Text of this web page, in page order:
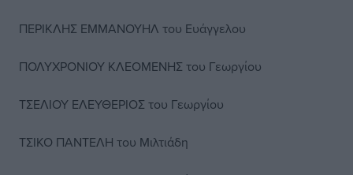
ΠΕΡΙΚΛΗΣ ΕΜΜΑΝΟΥΗΛ του Ευάγγελου
ΠΟΛΥΧΡΟΝΙΟΥ ΚΛΕΟΜΕΝΗΣ του Γεωργίου
ΤΣΕΛΙΟΥ ΕΛΕΥΘΕΡΙΟΣ του Γεωργίου
ΤΣΙΚΟ ΠΑΝΤΕΛΗ του Μιλτιάδη